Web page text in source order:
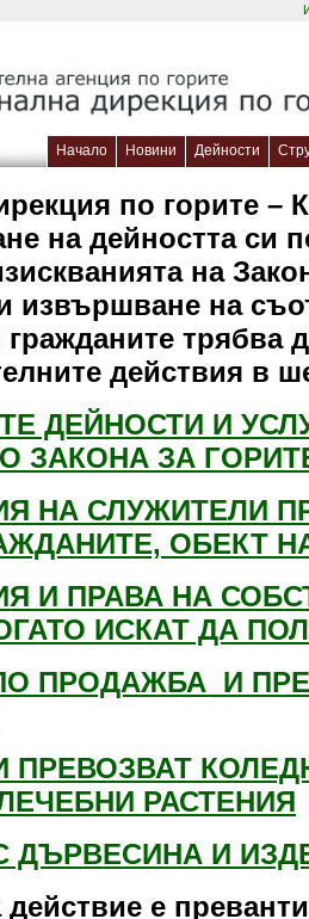
Начало Новини Дейности
по горите
на дейността си
на
извършване на
гражданите трябва
действия в
ДЕЙНОСТИ И
ЗАКОНА ЗА
НА СЛУЖИТЕЛИ
ОБЕКТ
И ПРАВА НА
ИСКАТ ДА
ПРОДАЖБА И
ПРЕВОЗВАТ
РАСТЕНИЯ
ДЪРВЕСИНА И
действие е